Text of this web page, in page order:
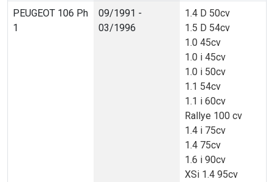
PEUGEOT 106 Ph
1
09/1991 -
03/1996
1.4 D 50cv
1.5 D 54cv
1.0 45cv
1.0 i 45cv
1.0 i 50cv
1.1 54cv
1.1 i 60cv
Rallye 100 cv
1.4 i 75cv
1.4 75cv
1.6 i 90cv
XSi 1.4 95cv